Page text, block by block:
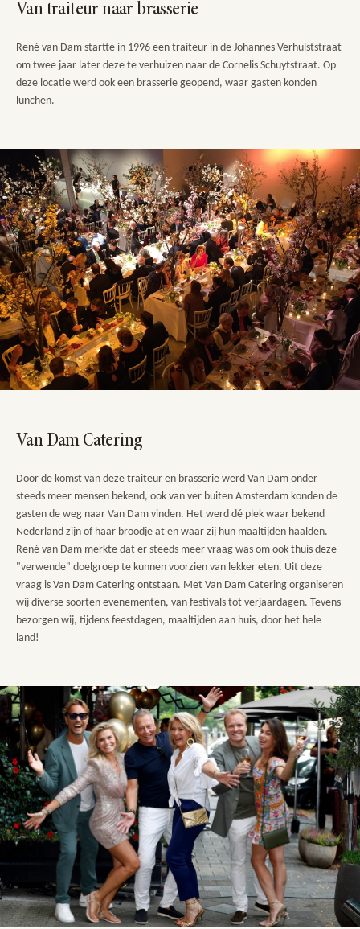
Van traiteur naar brasserie
René van Dam startte in 1996 een traiteur in de Johannes Verhulststraat
om twee jaar later deze te verhuizen naar de Cornelis Schuytstraat. Op
deze locatie werd ook een brasserie geopend, waar gasten konden
lunchen.
Van Dam Catering
Door de komst van deze traiteur en brasserie werd Van Dam onder
steeds meer mensen bekend, ook van ver buiten Amsterdam konden de
gasten de weg naar Van Dam vinden. Het werd dé plek waar bekend
Nederland zijn of haar broodje at en waar zij hun maaltijden haalden.
René van Dam merkte dat er steeds meer vraag was om ook thuis deze
"verwende" doelgroep te kunnen voorzien van lekker eten. Uit deze
vraag is Van Dam Catering ontstaan. Met Van Dam Catering organiseren
wij diverse soorten evenementen, van festivals tot verjaardagen. Tevens
bezorgen wij, tijdens feestdagen, maaltijden aan huis, door het hele
land!